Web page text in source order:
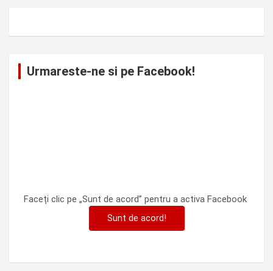
Urmareste-ne si pe Facebook!
Faceți clic pe „Sunt de acord” pentru a activa Facebook
Sunt de acord!